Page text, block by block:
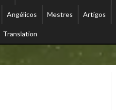
Angélicos Mestres Artigos
Translation